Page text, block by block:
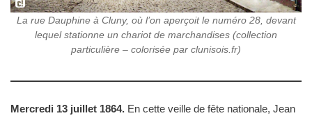
La rue Dauphine à Cluny, où l’on aperçoit le numéro 28, devant
lequel stationne un chariot de marchandises (collection
particulière – colorisée par clunisois.fr)
Mercredi 13 juillet 1864. En cette veille de fête nationale, Jean